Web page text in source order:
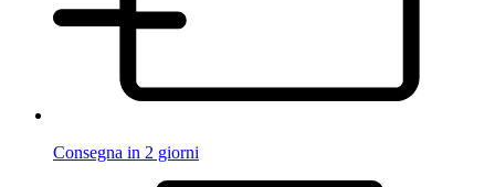
Consegna in 2 giorni